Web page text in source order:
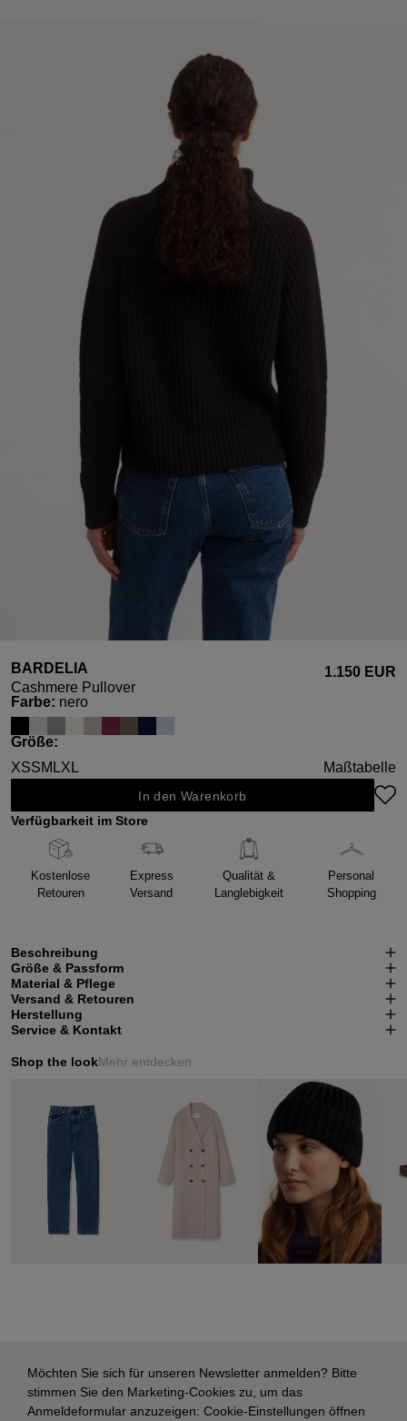
BARDELIA
Cashmere Pullover
1.150 EUR
Farbeauswählen
: nero
Größeauswählen
:
XSSM LXL Maßtabelle
In den Warenkorb
Verfügbarkeit im Store
Kostenlose
Retouren
Express
Versand
Qualität &
Langlebigkeit
Personal
Shopping
Beschreibung
Größe & Passform
Material & Pflege
Versand & Retouren
Herstellung
Service & Kontakt
Shop the lookMehr entdecken
Möchten Sie sich für unseren Newsletter anmelden? Bitte
stimmen Sie den Marketing-Cookies zu, um das
Anmeldeformular anzuzeigen: Cookie-Einstellungen öffnen